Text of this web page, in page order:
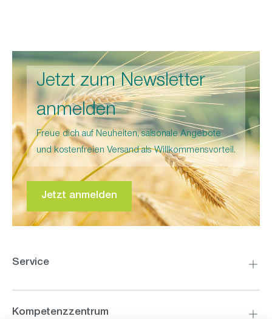
Teigkessel und Knethaken drehen
sich gleichzeitig: wunderbare
Elastizität und perfekte
Oberflächenspannung
Centra-Spiralknetsystem: geringere
Teigerwärmung
Serienausstattung: schwenkbares
Kopfteil sowie abnehmbare
Knethaken und Teigschüssel
Jetzt zum Newsletter
anmelden
Freue dich auf Neuheiten, saisonale Angebote
und kostenfreien Versand als Willkommensvorteil.
Jetzt anmelden
Service
Kompetenzzentrum